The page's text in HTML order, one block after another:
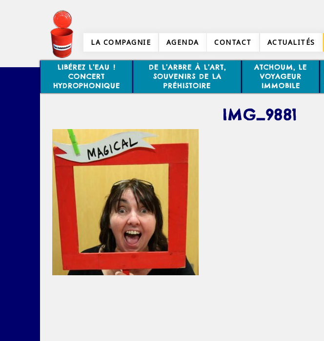
LA COMPAGNIE AGENDA CONTACT ACTUALITÉS
LIBÉREZ L’EAU !
CONCERT
HYDROPHONIQUE
DE L’ARBRE À L’ART,
SOUVENIRS DE LA
PRÉHISTOIRE
ATCHOUM, LE
VOYAGEUR
IMMOBILE
IMG_9881